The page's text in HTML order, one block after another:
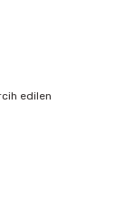
edilen